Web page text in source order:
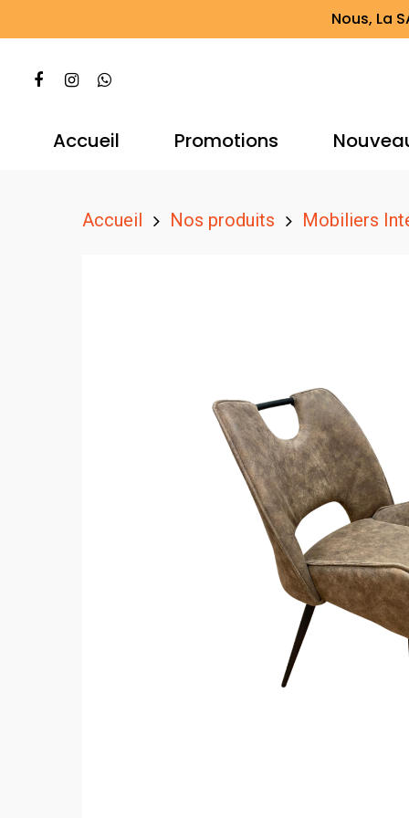
Nous, La
Hit enter to search or ESC to close
Accueil Promotions
Accueil Nos produits Mobiliers